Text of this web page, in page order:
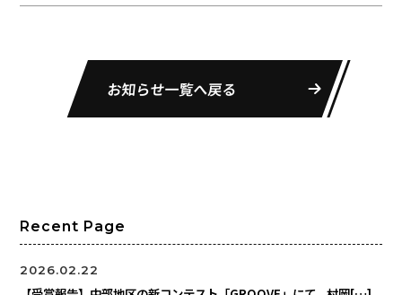
お知らせ一覧へ戻る
Recent Page
2026.02.22